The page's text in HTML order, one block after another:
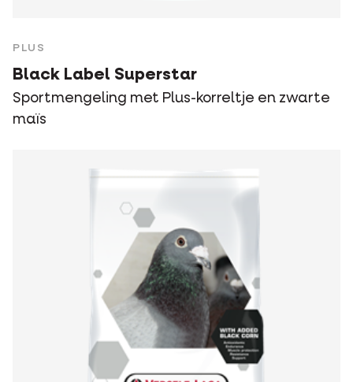
PLUS
Black Label Superstar
Sportmengeling met Plus-korreltje en zwarte
maïs